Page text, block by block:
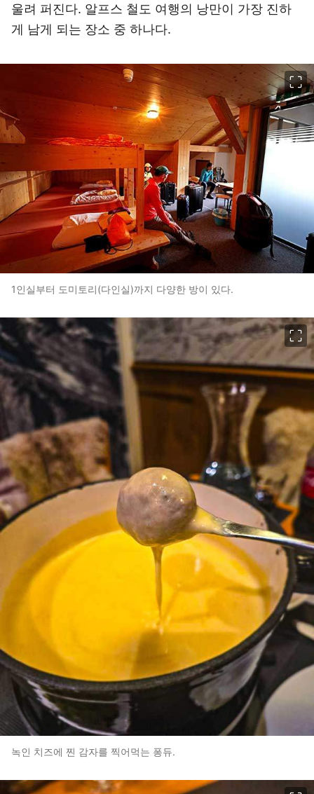
울려 퍼진다. 알프스 철도 여행의 낭만이 가장 진하
게 남게 되는 장소 중 하나다.
1인실부터 도미토리(다인실)까지 다양한 방이 있다.
녹인 치즈에 찐 감자를 찍어먹는 퐁듀.